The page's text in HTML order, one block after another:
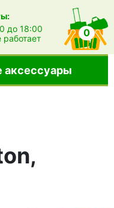
до 18:00
работает 0